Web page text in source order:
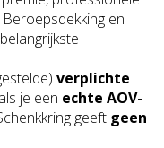
Beroepsdekking en
verplichte
als je een echte AOV-
geeft geen